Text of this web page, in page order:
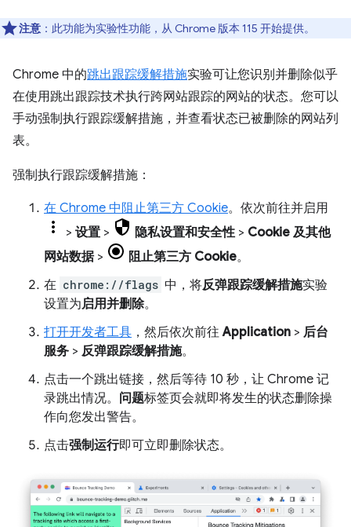
注意 ：此功能为实验性功能，从 Chrome 版本 115 开始提供。
Chrome 中的跳出跟踪缓解措施实验可让您识别并删除似乎
在使用跳出跟踪技术执行跨网站跟踪的网站的状态。您可以
手动强制执行跟踪缓解措施，并查看状态已被删除的网站列
表。
强制执行跟踪缓解措施：
在 Chrome 中阻止第三方 Cookie。依次前往并启用
> 设置 > 隐私设置和安全性> Cookie 及其他
网站数据> 阻止第三方 Cookie。
在 chrome://flags 中，将反弹跟踪缓解措施实验
设置为启用并删除。
打开开发者工具 ，然后依次前往Application > 后台
服务 > 反弹跟踪缓解措施。
点击一个跳出链接，然后等待 10 秒，让 Chrome 记
录跳出情况。 问题标签页会就即将发生的状态删除操
作向您发出警告。
点击强制运行即可立即删除状态。